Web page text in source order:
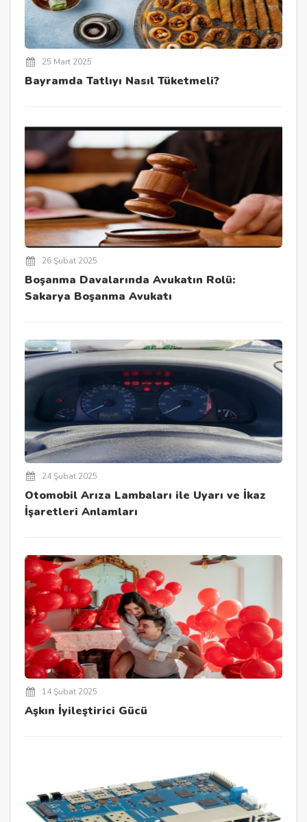
25 Mart 2025
Bayramda Tatlıyı Nasıl Tüketmeli?
26 Şubat 2025
Boşanma Davalarında Avukatın Rolü:
Sakarya Boşanma Avukatı
24 Şubat 2025
Otomobil Arıza Lambaları ile Uyarı ve İkaz
İşaretleri Anlamları
14 Şubat 2025
Aşkın İyileştirici Gücü